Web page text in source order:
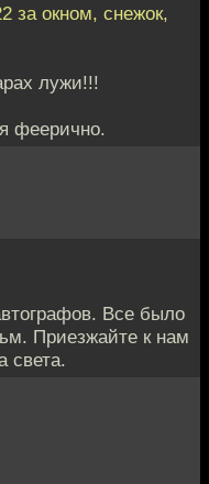
за окном, снежок,
лужи!!!
феерично.
Все было
Приезжайте к нам
света.